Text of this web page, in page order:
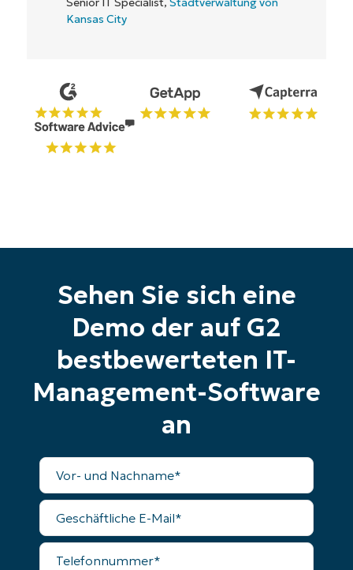
Sehen Sie sich eine
Demo der auf G2
bestbewerteten IT-
Management-Software
an
Vollständiger
Name
Geschäftliche
Mail
Telefonnummer
Starten Sie Ihre 14-tägige
Testversion
Keine Kreditkarte erforderlich, voller Zugriff auf
Company
name*